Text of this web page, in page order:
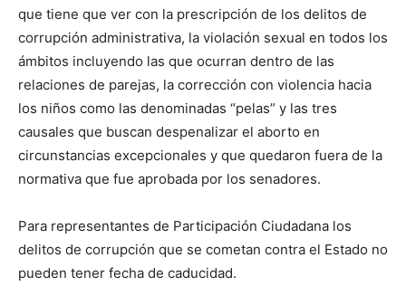
que tiene que ver con la prescripción de los delitos de
corrupción administrativa, la violación sexual en todos los
ámbitos incluyendo las que ocurran dentro de las
relaciones de parejas, la corrección con violencia hacia
los niños como las denominadas “pelas” y las tres
causales que buscan despenalizar el aborto en
circunstancias excepcionales y que quedaron fuera de la
normativa que fue aprobada por los senadores.
Para representantes de Participación Ciudadana los
delitos de corrupción que se cometan contra el Estado no
pueden tener fecha de caducidad.